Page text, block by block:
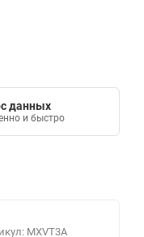
данных
и быстро
MXVT3A